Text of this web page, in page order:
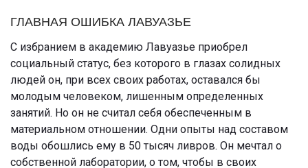
ГЛАВНАЯ ОШИБКА ЛАВУАЗЬЕ
С избранием в академию Лавуазье приобрел
социальный статус, без которого в глазах солидных
людей он, при всех своих работах, оставался бы
молодым человеком, лишенным определенных
занятий. Но он не считал себя обеспеченным в
материальном отношении. Одни опыты над составом
воды обошлись ему в 50 тысяч ливров. Он мечтал о
собственной лаборатории, о том, чтобы в своих